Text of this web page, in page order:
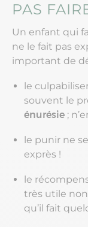
PAS
Un enfant qui
ne le fait pas
important de
le
souvent le
énurésie ;
le punir ne
exprès !
le
très utile
qu’il fait